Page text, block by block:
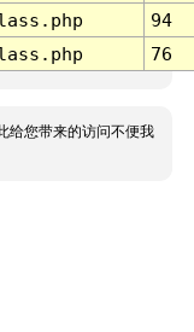
94
76
给您带来的访问不便我